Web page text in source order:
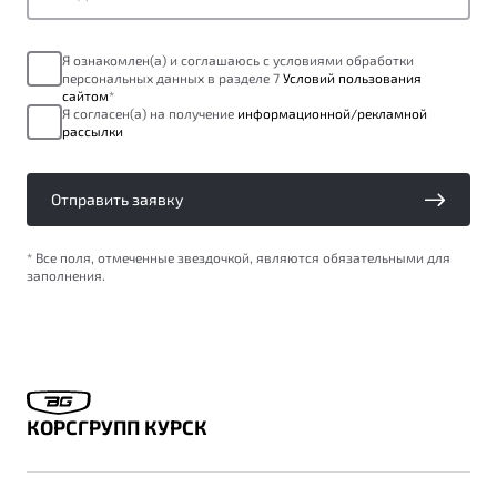
Яркий кроссовер
от 2 219 990 ₽*
Трейд-ин
Страхование
Расчет КАСКО
Узнайте о специальных выгодах при покупке
Гарантия Belgee
Belgee Линк
Belgee Клуб
Реферальная программа
Клиентская поддержка
Правовая информация
Я ознакомлен(а) и соглашаюсь с условиями обработки
персональных данных в разделе 7 Условий пользования
сайтом*
Я согласен(а) на получение информационной/рекламной
рассылки
Отправить заявку
* Все поля, отмеченные звездочкой, являются обязательными для
заполнения.
КОРСГРУПП КУРСК